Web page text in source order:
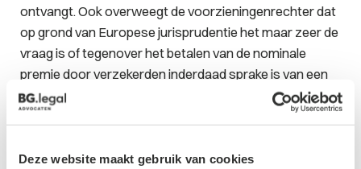
Deze website maakt gebruik van cookies
ontvangt. Ook overweegt de voorzieningenrechter dat
op grond van Europese jurisprudentie het maar zeer de
vraag is of tegenover het betalen van de nominale
premie door verzekerden inderdaad sprake is van een
contractuele tegenprestatie zoals het Europese Hof
van Justitie dit opvat voor de toepasselijkheid van het
er geen contractuele tegenprestatie aan betalingen